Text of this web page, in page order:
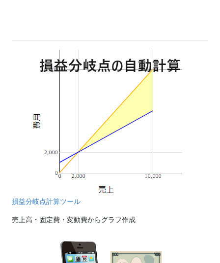
損益分岐点計算ツール
売上高・固定費・変動費からグラフ作成